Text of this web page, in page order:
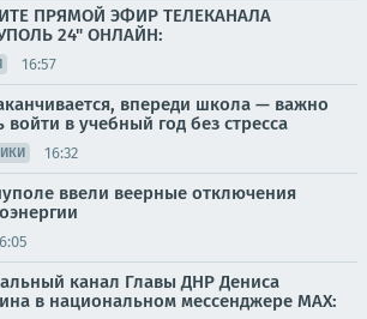
ПРЯМОЙ ЭФИР ТЕЛЕКАНАЛА
24" ОНЛАЙН:
16:57
впереди школа — важно
войти в учебный год без стресса
16:32
ввели веерные отключения
канал Главы ДНР Дениса
в национальном мессенджере MAX: